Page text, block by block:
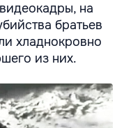
на
братьев
хладнокровно
из них.